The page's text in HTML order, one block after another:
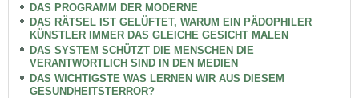
DAS PROGRAMM DER MODERNE
DAS RÄTSEL IST GELÜFTET, WARUM EIN PÄDOPHILER
KÜNSTLER IMMER DAS GLEICHE GESICHT MALEN
DAS SYSTEM SCHÜTZT DIE MENSCHEN DIE
VERANTWORTLICH SIND IN DEN MEDIEN
DAS WICHTIGSTE WAS LERNEN WIR AUS DIESEM
GESUNDHEITSTERROR?